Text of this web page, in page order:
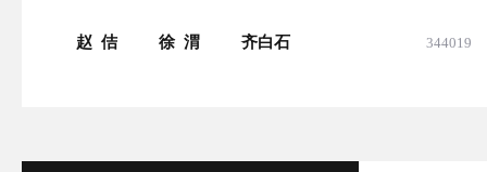
赵 佶 徐 渭 齐白石
236715 344019